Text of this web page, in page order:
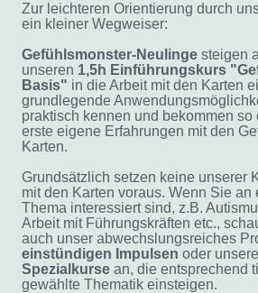
Zur leichteren Orientierung durch
ein kleiner Wegweiser:
Gefühlsmonster-Neulingesteigen
unseren 1,5h Einführungskurs
Basis" in die Arbeit mit den Karten
grundlegende
praktisch kennen und bekommen so
erste eigene Erfahrungen mit den
Karten.
Grundsätzlich setzen keine unserer
mit den Karten voraus. Wenn Sie an
Thema interessiert sind, z.B.
Arbeit mit Führungskräften etc.,
auch unser abwechslungsreiches
einstündigen Impulsen oder unsere
Spezialkursean, die entsprechend
gewählte Thematik einsteigen.